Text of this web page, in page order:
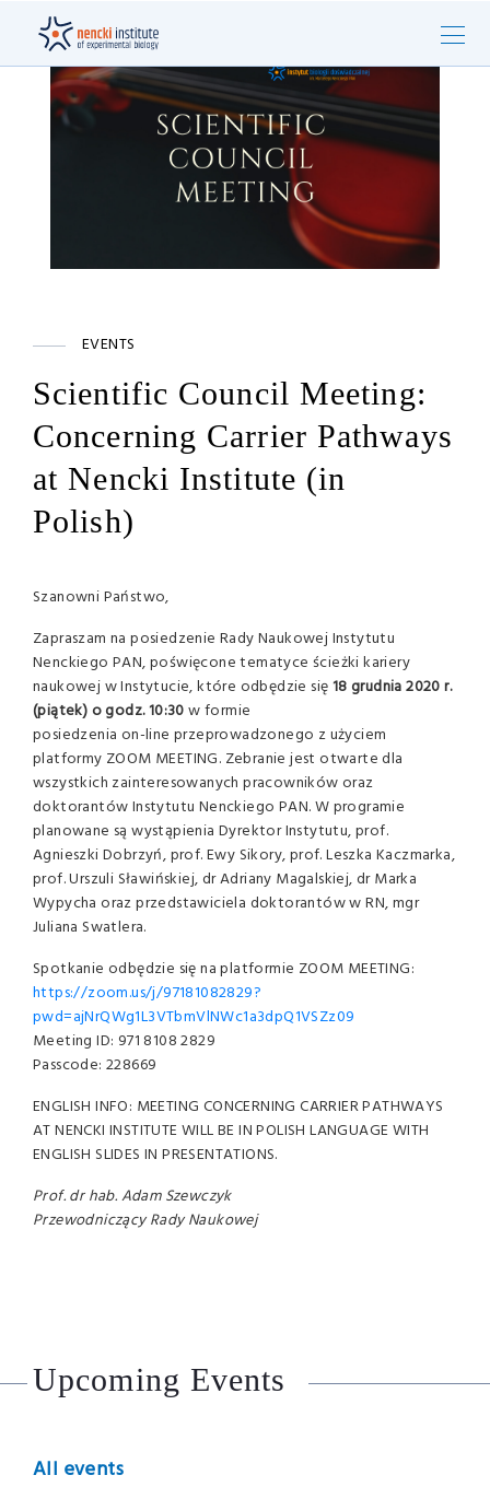
EVENTS
Scientific Council Meeting:
Concerning Carrier Pathways
at Nencki Institute (in
Polish)
Szanowni Państwo,
Zapraszam na posiedzenie Rady Naukowej Instytutu
Nenckiego PAN, poświęcone tematyce ścieżki kariery
naukowej w Instytucie, które odbędzie się18 grudnia 2020 r.
(piątek) o godz. 10:30w formie
posiedzenia on-line przeprowadzonego z użyciem
platformy ZOOM MEETING. Zebranie jest otwarte dla
wszystkich zainteresowanych pracowników oraz
doktorantów Instytutu Nenckiego PAN. W programie
planowane są wystąpienia Dyrektor Instytutu, prof.
Agnieszki Dobrzyń, prof. Ewy Sikory, prof. Leszka Kaczmarka,
prof. Urszuli Sławińskiej, dr Adriany Magalskiej, dr Marka
Wypycha oraz przedstawiciela doktorantów w RN, mgr
Juliana Swatlera.
Spotkanie odbędzie się na platformie ZOOM MEETING:
https://zoom.us/j/97181082829?
pwd=ajNrQWg1L3VTbmVlNWc1a3dpQ1VSZz09
Meeting ID: 971 8108 2829
Passcode: 228669
ENGLISH INFO: MEETING CONCERNING CARRIER PATHWAYS
AT NENCKI INSTITUTE WILL BE IN POLISH LANGUAGE WITH
ENGLISH SLIDES IN PRESENTATIONS.
Prof. dr hab. Adam Szewczyk
Przewodniczący Rady Naukowej
Upcoming Events
All events